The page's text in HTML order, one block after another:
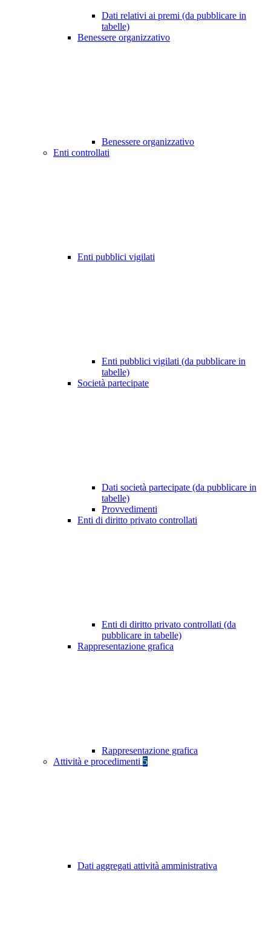
Dati relativi ai premi (da pubblicare in
tabelle)
Benessere organizzativo
Benessere organizzativo
Enti controllati
Enti pubblici vigilati
Enti pubblici vigilati (da pubblicare in
tabelle)
Società partecipate
Dati società partecipate (da pubblicare in
tabelle)
Provvedimenti
Enti di diritto privato controllati
Enti di diritto privato controllati (da
pubblicare in tabelle)
Rappresentazione grafica
Rappresentazione grafica
Attività e procedimenti 5
Dati aggregati attività amministrativa